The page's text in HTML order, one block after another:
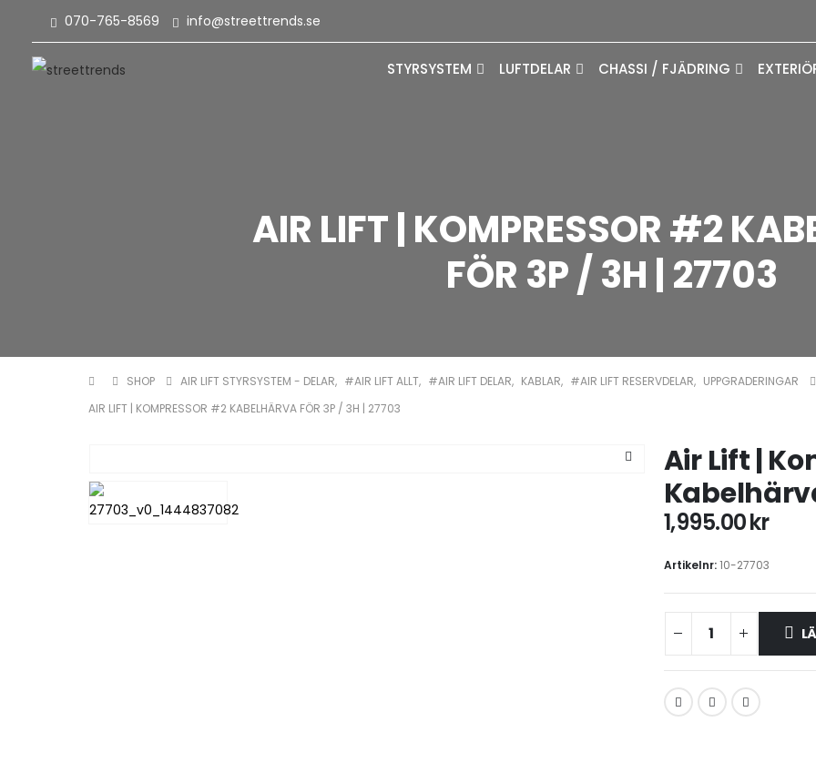
070-765-8569 info@streettrends.se
STYRSYSTEM LUFTDELAR CHASSI / FJÄDRING
AIR LIFT | KOMPRESSOR #2
FÖR 3P / 3H | 27703
SHOP AIR LIFT STYRSYSTEM - DELAR, #AIR LIFT ALLT, #AIR LIFT DELAR, KABLAR, #AIR LIFT RESERVDELAR, UPPGRADERINGAR
AIR LIFT | KOMPRESSOR #2 KABELHÄRVA FÖR 3P / 3H | 27703
Air Lift |
1,995.00kr
Artikelnr:10-27703